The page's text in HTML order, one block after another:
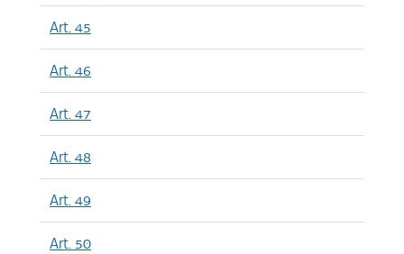
Art. 45
Art. 46
Art. 47
Art. 48
Art. 49
Art. 50